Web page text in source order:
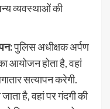
व्यवस्थाओं की
पुलिस अधीक्षक अर्पण
आयोजन होता है, वहां
सत्यापन करेगी.
है, वहां पर गंदगी की